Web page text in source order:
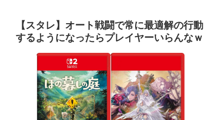
【スタレ】オート戦闘で常に最適解の行動
するようになったらプレイヤーいらんなｗ